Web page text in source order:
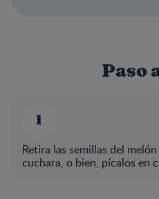
Paso
Retira las semillas del
cuchara, o bien, pícalos en